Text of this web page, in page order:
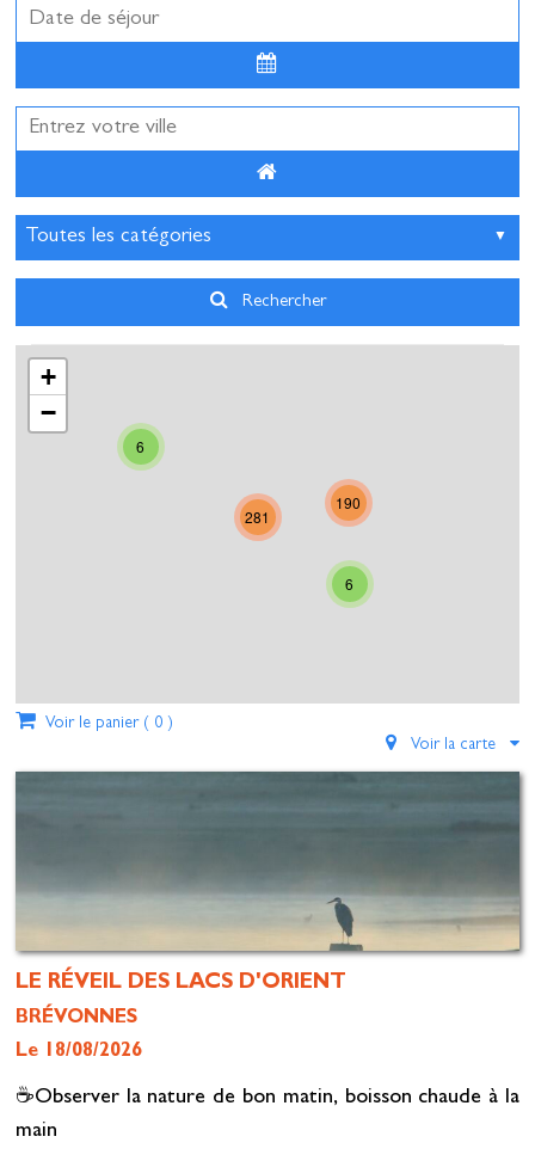
Août
Lun Mar Mer Jeu Ven Sam Dim
27 28 29 30 31 1 2
3 4 5 6 7 8 9
10 11 12
19
31
Aujourd'hui
Rechercher
6
190
281
6
+
−
Voir le panier ( 0)
Voir la carte
LE RÉVEIL DES LACS D'ORIENT
BRÉVONNES
Le 18/08/2026
☕Observer la nature de bon matin, boisson chaude à la
main